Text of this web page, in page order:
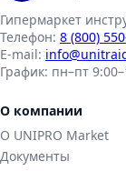
Гипермаркет
Телефон: 8 (800)
E-mail:
График: пн–пт
О компании
О UNIPRO Market
Документы